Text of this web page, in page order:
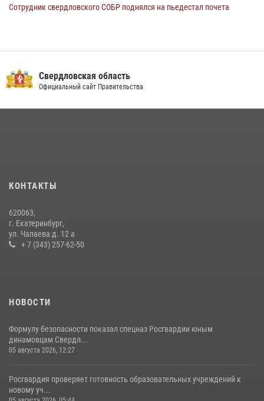
Сотрудник свердловского СОБР поднялся на пьедестал почета
Свердловской области по комплексному единоборству
07 июля 2026, 10:39 3
10 июля 2026, 12:35
турнире по хоккею
14 июля 2026, 11:06
Свердловская область
Официальный сайт Правительства
КОНТАКТЫ
620063,
г. Екатеринбург,
ул. Чапаева д. 12 а
+ 7 (343) 257-62-50
НОВОСТИ
Формулу безопасности показал спецназ Росгвардии юным
динамовцам Свердл...
05 августа 2026, 12:27
Росгвардия проверяет готовность образовательных учреждений к
новому уч...